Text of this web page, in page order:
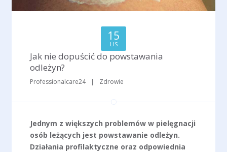
15
LIS
Jak nie dopuścić do powstawania
odleżyn?
Professionalcare24 | Zdrowie
Jednym z większych problemów w pielęgnacji
osób leżących jest powstawanie odleżyn.
Działania profilaktyczne oraz odpowiednia